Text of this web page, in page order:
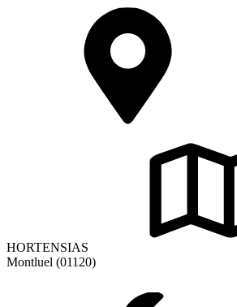
HORTENSIAS
Montluel (01120)